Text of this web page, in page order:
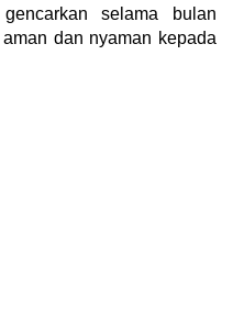
selama bulan
dan nyaman kepada